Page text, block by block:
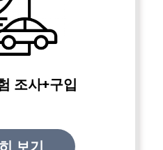
조사+구입
보기